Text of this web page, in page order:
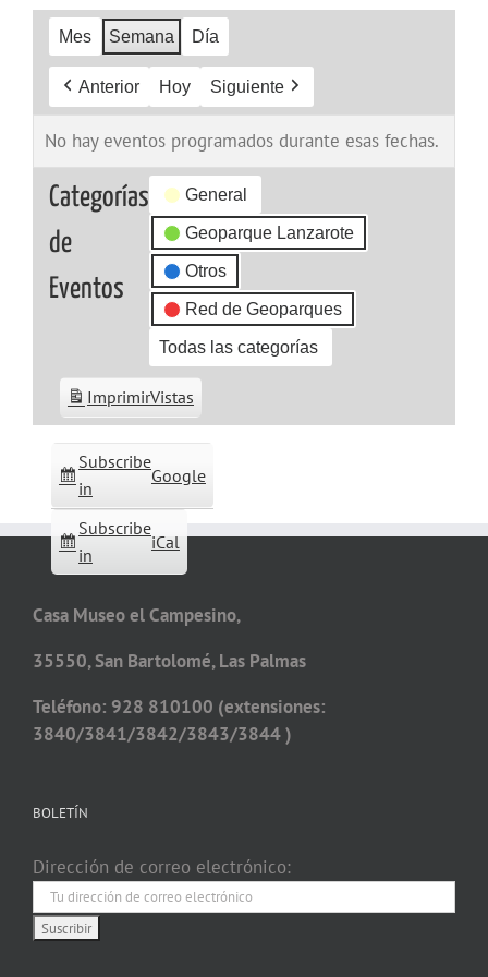
Mes Semana Día
Anterior Hoy Siguiente
No hay eventos programados durante esas fechas.
Categorías
de
Eventos
General
Geoparque Lanzarote
Otros
Red de Geoparques
Todas las categorías
Subscribe
in
Google
Subscribe
in
iCal
ImprimirVistas
Casa Museo el Campesino,
35550, San Bartolomé, Las Palmas
Teléfono: 928 810100 (extensiones:
3840/3841/3842/3843/3844 )
BOLETÍN
Dirección de correo electrónico: